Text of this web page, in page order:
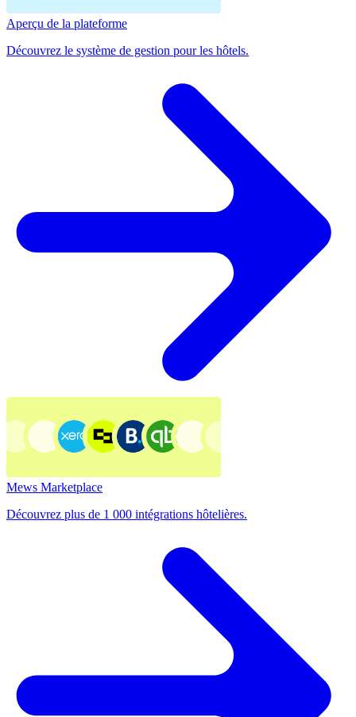
Aperçu de la plateforme
Découvrez le système de gestion pour les hôtels.
Mews Marketplace
Découvrez plus de 1 000 intégrations hôtelières.